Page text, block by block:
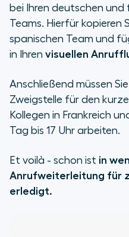
bei Ihren deutschen
Teams. Hierfür kopieren
spanischen Team und
in Ihren visuellen
Anschließend müssen
Zweigstelle für den
Kollegen in Frankreich
Tag bis 17 Uhr arbeiten.
Et voilà - schon ist in
Anrufweiterleitung für
erledigt.